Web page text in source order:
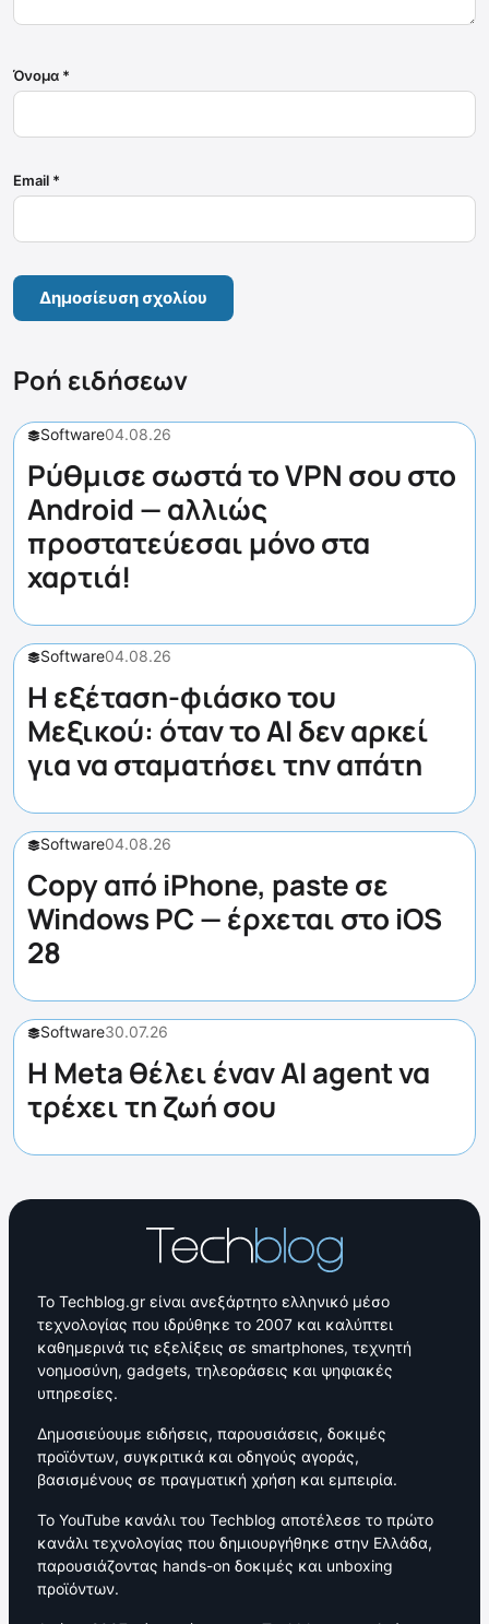
Όνομα *
Email *
Ροή ειδήσεων
Software04.08.26
Ρύθμισε σωστά το VPN σου στο
Android — αλλιώς
προστατεύεσαι μόνο στα
χαρτιά!
Software04.08.26
Η εξέταση-φιάσκο του
Μεξικού: όταν το AI δεν αρκεί
για να σταματήσει την απάτη
Software04.08.26
Copy από iPhone, paste σε
Windows PC — έρχεται στο iOS
28
Software30.07.26
Η Meta θέλει έναν AI agent να
τρέχει τη ζωή σου
Το Techblog.gr είναι ανεξάρτητο ελληνικό μέσο
τεχνολογίας που ιδρύθηκε το 2007 και καλύπτει
καθημερινά τις εξελίξεις σε smartphones, τεχνητή
νοημοσύνη, gadgets, τηλεοράσεις και ψηφιακές
υπηρεσίες.
Δημοσιεύουμε ειδήσεις, παρουσιάσεις, δοκιμές
προϊόντων, συγκριτικά και οδηγούς αγοράς,
βασισμένους σε πραγματική χρήση και εμπειρία.
Το YouTube κανάλι του Techblog αποτέλεσε το πρώτο
κανάλι τεχνολογίας που δημιουργήθηκε στην Ελλάδα,
παρουσιάζοντας hands-on δοκιμές και unboxing
προϊόντων.